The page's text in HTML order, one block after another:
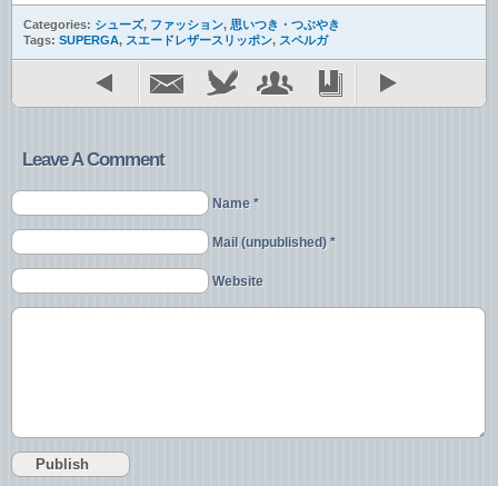
Categories: シューズ, ファッション, 思いつき・つぶやき
Tags: SUPERGA, スエードレザースリッポン, スペルガ
Leave A Comment
Name *
Mail (unpublished) *
Website